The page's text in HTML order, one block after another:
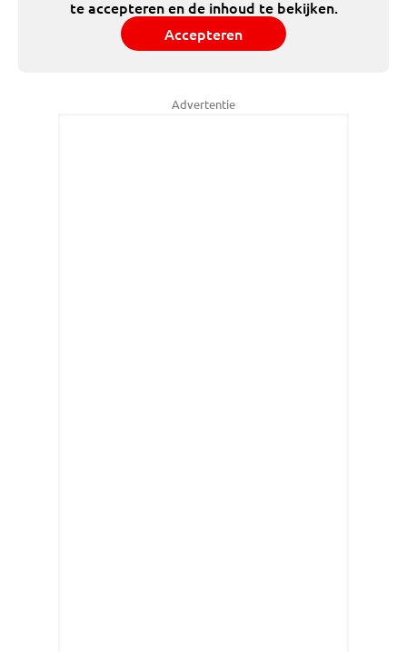
te accepteren en de inhoud te bekijken.
Accepteren
Advertentie